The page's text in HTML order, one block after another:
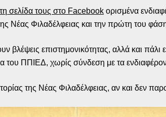
σελίδα τους στο Facebook ορισμένα
Νέας Φιλαδέλφειας και την πρώτη του
βλέψεις επιστημονικότητας, αλλά και
ΠΠΙΕΔ, χωρίς σύνδεση με τα
της Νέας Φιλαδέλφειας, αν και δεν